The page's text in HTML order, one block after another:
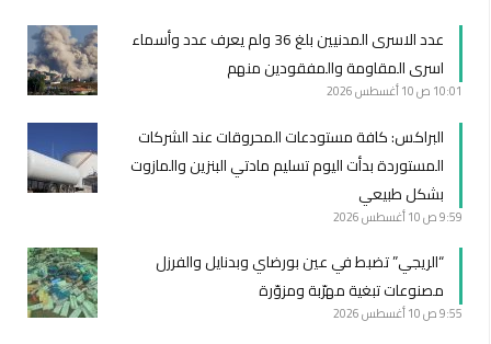
عدد الاسرى المدنيين بلغ 36 ولم يعرف عدد وأسماء
اسرى المقاومة والمفقودين منهم
10:01 ص 10 أغسطس 2026
البراكس: كافة مستودعات المحروقات عند الشركات
المستوردة بدأت اليوم تسليم مادتي البنزين والمازوت
بشكل طبيعي
9:59 ص 10 أغسطس 2026
“الريجي” تضبط في عين بورضاي وبدنايل والفرزل
مصنوعات تبغية مهرّبة ومزوّرة
9:55 ص 10 أغسطس 2026